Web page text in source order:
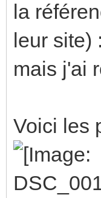
la
leur site)
mais j'ai
Voici les